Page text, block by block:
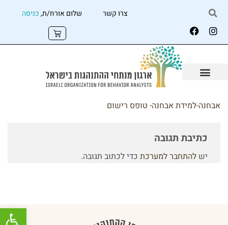
צרו קשר שלום אורח/ת,כניסה
אבחנה-למידת אבחנה- טופס רישום
כתיבת תגובה
יש להתחבר למערכת כדי לכתוב תגובה.